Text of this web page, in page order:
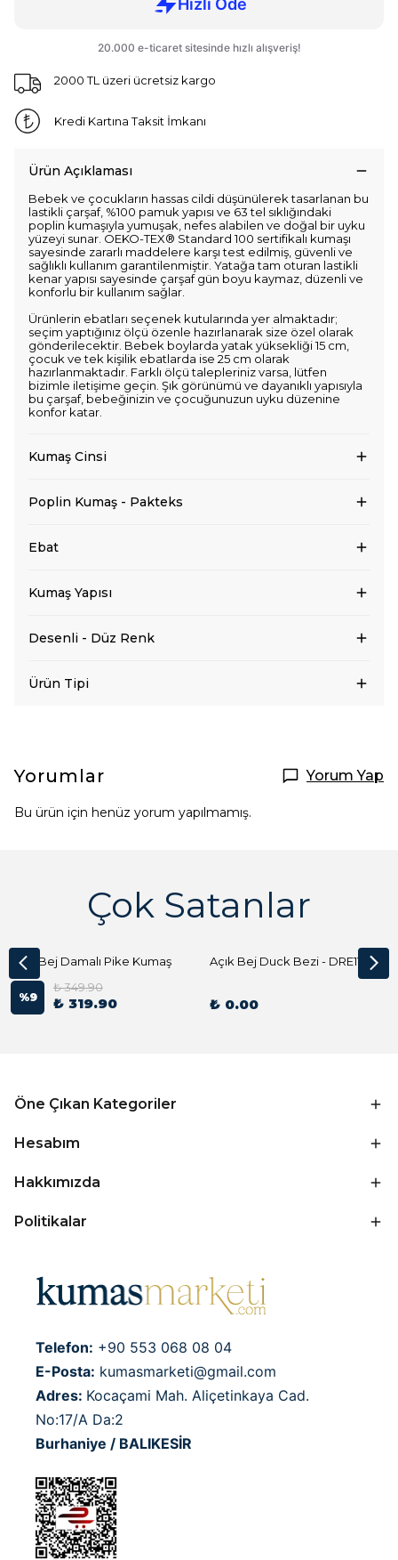
2000 TL üzeri ücretsiz kargo
Kredi Kartına Taksit İmkanı
Ürün Açıklaması
Bebek ve çocukların hassas cildi düşünülerek tasarlanan bu
lastikli çarşaf, %100 pamuk yapısı ve 63 tel sıklığındaki
poplin kumaşıyla yumuşak, nefes alabilen ve doğal bir uyku
yüzeyi sunar. OEKO-TEX® Standard 100 sertifikalı kumaşı
sayesinde zararlı maddelere karşı test edilmiş, güvenli ve
sağlıklı kullanım garantilenmiştir. Yatağa tam oturan lastikli
kenar yapısı sayesinde çarşaf gün boyu kaymaz, düzenli ve
konforlu bir kullanım sağlar.
Ürünlerin ebatları seçenek kutularında yer almaktadır;
seçim yaptığınız ölçü özenle hazırlanarak size özel olarak
gönderilecektir. Bebek boylarda yatak yüksekliği 15 cm,
çocuk ve tek kişilik ebatlarda ise 25 cm olarak
hazırlanmaktadır. Farklı ölçü talepleriniz varsa, lütfen
bizimle iletişime geçin. Şık görünümü ve dayanıklı yapısıyla
bu çarşaf, bebeğinizin ve çocuğunuzun uyku düzenine
konfor katar.
Kumaş Cinsi
Poplin Kumaş - Pakteks
Ebat
Kumaş Yapısı
Desenli - Düz Renk
Ürün Tipi
Yorumlar Yorum Yap
Bu ürün için henüz yorum yapılmamış.
Çok Satanlar
Açık Bej Damalı Pike Kumaş
%9
₺ 349.90
₺ 319.90
Açık Bej Duck Bezi - DRE1144 Kumaş Peçete
₺ 0.00
Öne Çıkan Kategoriler
Hesabım
Hakkımızda
Politikalar
Telefon: +90 553 068 08 04
E-Posta: kumasmarketi@gmail.com
Adres: Kocaçami Mah. Aliçetinkaya Cad.
No:17/A Da:2
Burhaniye / BALIKESİR